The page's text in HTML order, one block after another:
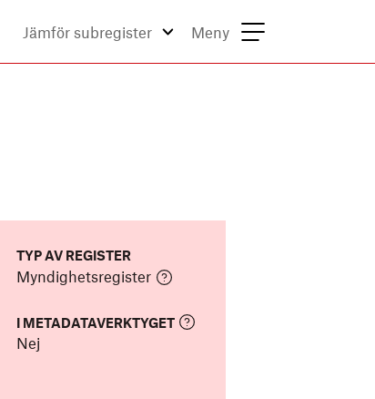
Jämför subregister Meny
TYP AV REGISTER
Myndighetsregister
I METADATAVERKTYGET
Nej